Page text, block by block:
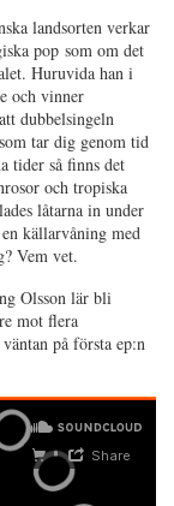
landsorten verkar
pop som om det
Huruvida han i
och vinner
dubbelsingeln
tar dig genom tid
tider så finns det
och tropiska
låtarna in under
källarvåning med
Vem vet.
Olsson lär bli
mot flera
på första ep:n